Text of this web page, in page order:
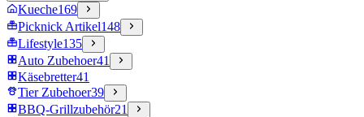
Kueche169
Picknick Artikel148
Lifestyle135
Auto Zubehoer41
Käsebretter41
Tier Zubehoer39
BBQ-Grillzubehör21